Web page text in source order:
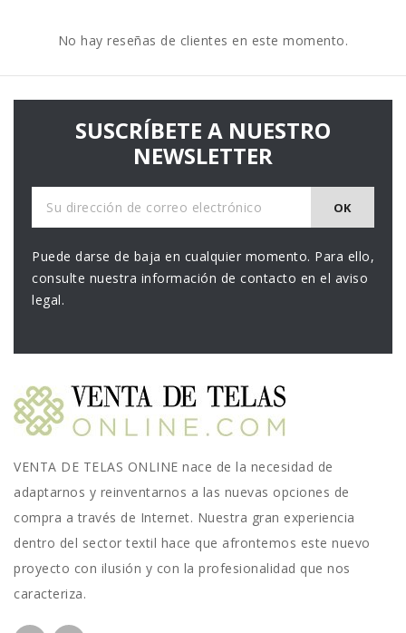
No hay reseñas de clientes en este momento.
SUSCRÍBETE A NUESTRO
NEWSLETTER
Puede darse de baja en cualquier momento. Para ello,
consulte nuestra información de contacto en el aviso
legal.
VENTA DE TELAS ONLINE nace de la necesidad de
adaptarnos y reinventarnos a las nuevas opciones de
compra a través de Internet. Nuestra gran experiencia
dentro del sector textil hace que afrontemos este nuevo
proyecto con ilusión y con la profesionalidad que nos
caracteriza.